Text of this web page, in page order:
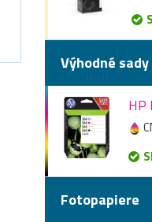
Výhodné sady
HP
Fotopapiere